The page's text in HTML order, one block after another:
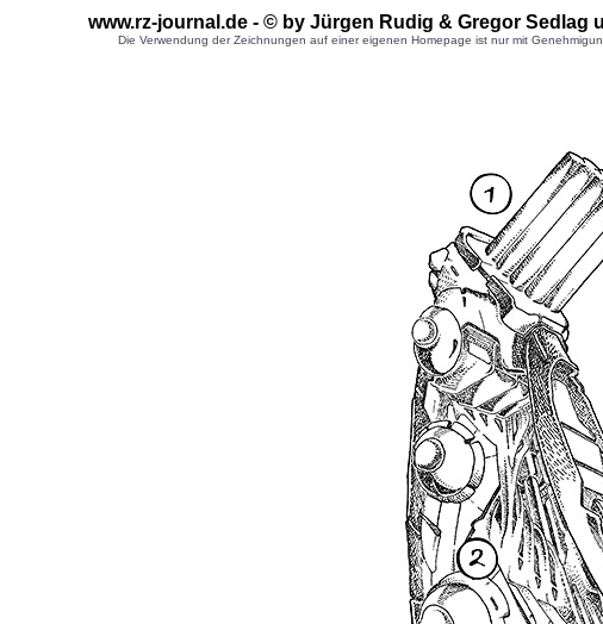
www.rz-journal.de - © by Jürgen Rudig & Gregor Sedlag
Die Verwendung der Zeichnungen auf einer eigenen Homepage ist nur mit